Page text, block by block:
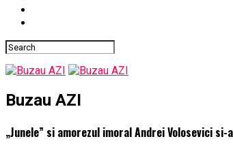
Buzau AZI
„Junele” si amorezul imoral Andrei Volosevici